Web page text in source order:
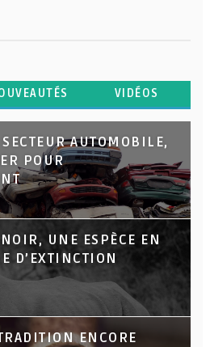
VIDÉOS
AUTOMOBILE,
POUR
UNE ESPÈCE EN
D’EXTINCTION
ENCORE